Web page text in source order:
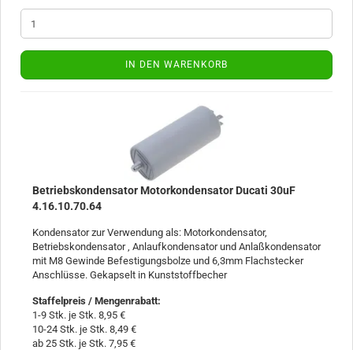
IN DEN WARENKORB
Betriebskondensator Motorkondensator Ducati 30uF
4.16.10.70.64
Kondensator zur Verwendung als: Motorkondensator,
Betriebskondensator , Anlaufkondensator und Anlaßkondensator
mit M8 Gewinde Befestigungsbolze und 6,3mm Flachstecker
Anschlüsse. Gekapselt in Kunststoffbecher
Staffelpreis / Mengenrabatt:
1-9 Stk. je Stk. 8,95 €
10-24 Stk. je Stk. 8,49 €
ab 25 Stk. je Stk. 7,95 €